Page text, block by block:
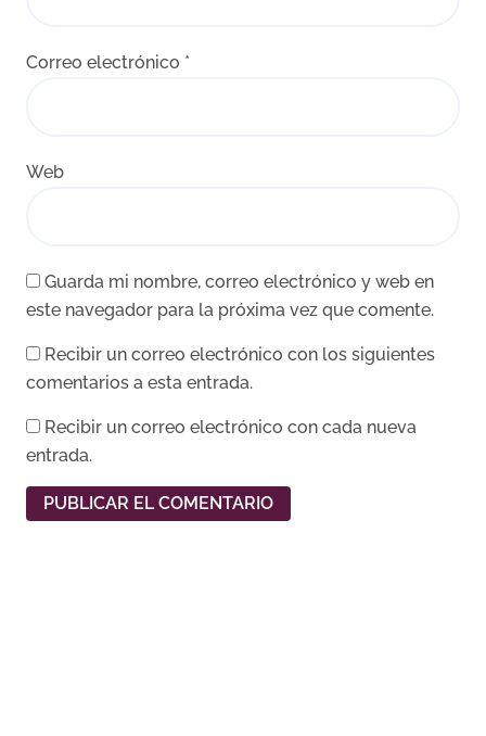
Correo electrónico *
Web
Guarda mi nombre, correo electrónico y web en
este navegador para la próxima vez que comente.
Recibir un correo electrónico con los siguientes
comentarios a esta entrada.
Recibir un correo electrónico con cada nueva
entrada.